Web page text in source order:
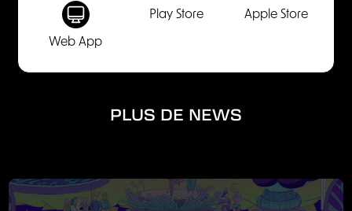
Web App
Play Store Apple Store
PLUS DE NEWS